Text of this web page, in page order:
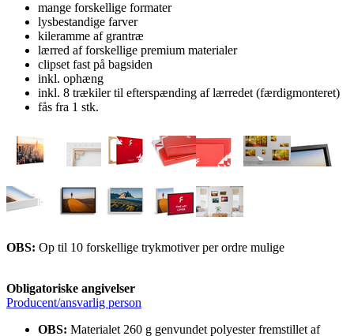
mange forskellige formater
lysbestandige farver
kileramme af grantræ
lærred af forskellige premium materialer
clipset fast på bagsiden
inkl. ophæng
inkl. 8 trækiler til efterspænding af lærredet (færdigmonteret)
fås fra 1 stk.
OBS: Op til 10 forskellige trykmotiver per ordre mulige
Obligatoriske angivelser
Producent/ansvarlig person
OBS: Materialet 260 g genvundet polyester fremstillet af